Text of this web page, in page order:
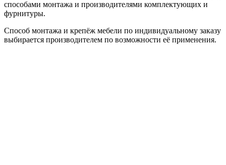
способами монтажа и производителями комплектующих и
фурнитуры.
Способ монтажа и крепёж мебели по индивидуальному заказу
выбирается производителем по возможности её применения.